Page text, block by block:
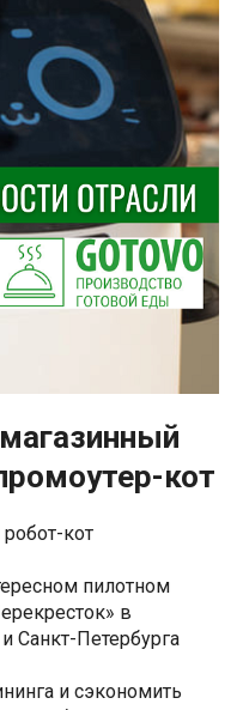
кот
кот
пилотном
в
Санкт-Петербурга
и сэкономить